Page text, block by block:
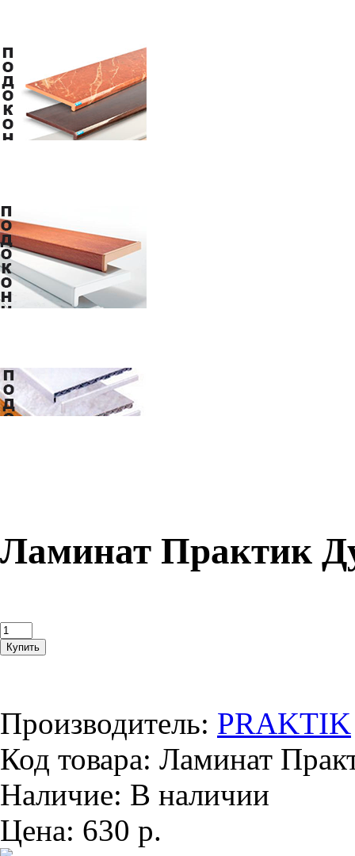
Ламинат Практик
Производитель: PRAKTIK
Код товара: Ламинат
Наличие: В наличии
Цена: 630 р.